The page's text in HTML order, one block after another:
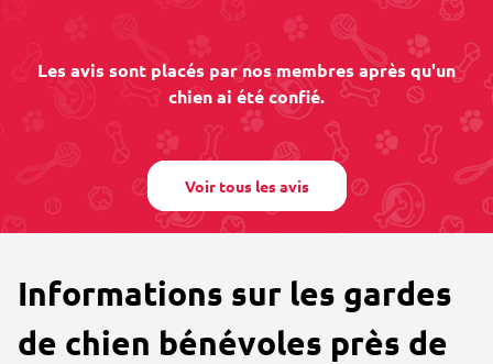
Les avis sont placés par nos membres après qu'un
chien ai été confié.
Voir tous les avis
Informations sur les gardes
de chien bénévoles près de